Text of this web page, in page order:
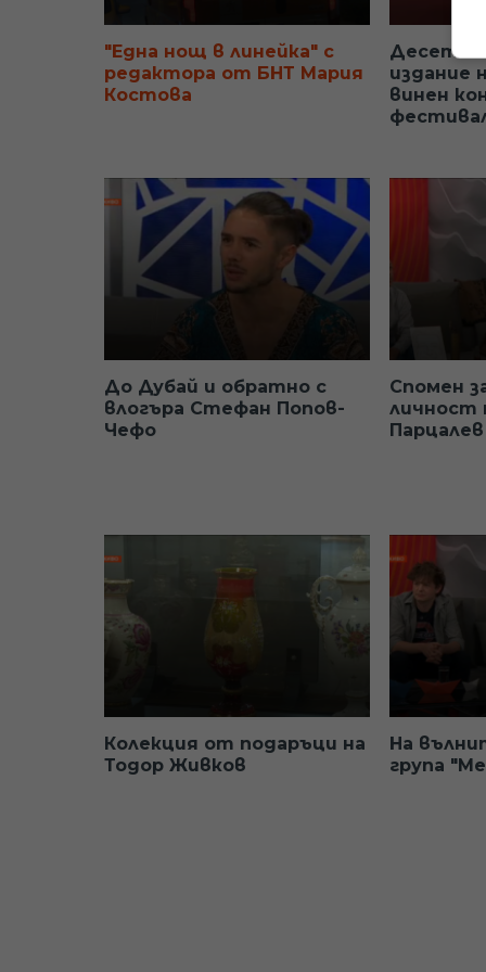
"Една нощ в линейка" с
редактора от БНТ Мария
Костова
Десето
издание
винен
До Дубай и обратно с
влогъра Стефан Попов-
Чефо
Спомен
личност
Парцалев
Колекция от подаръци на
Тодор Живков
На
група